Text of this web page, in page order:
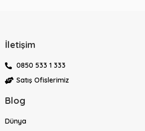
İletişim
0850 533 1 333
Satış Ofislerimiz
Blog
Dünya